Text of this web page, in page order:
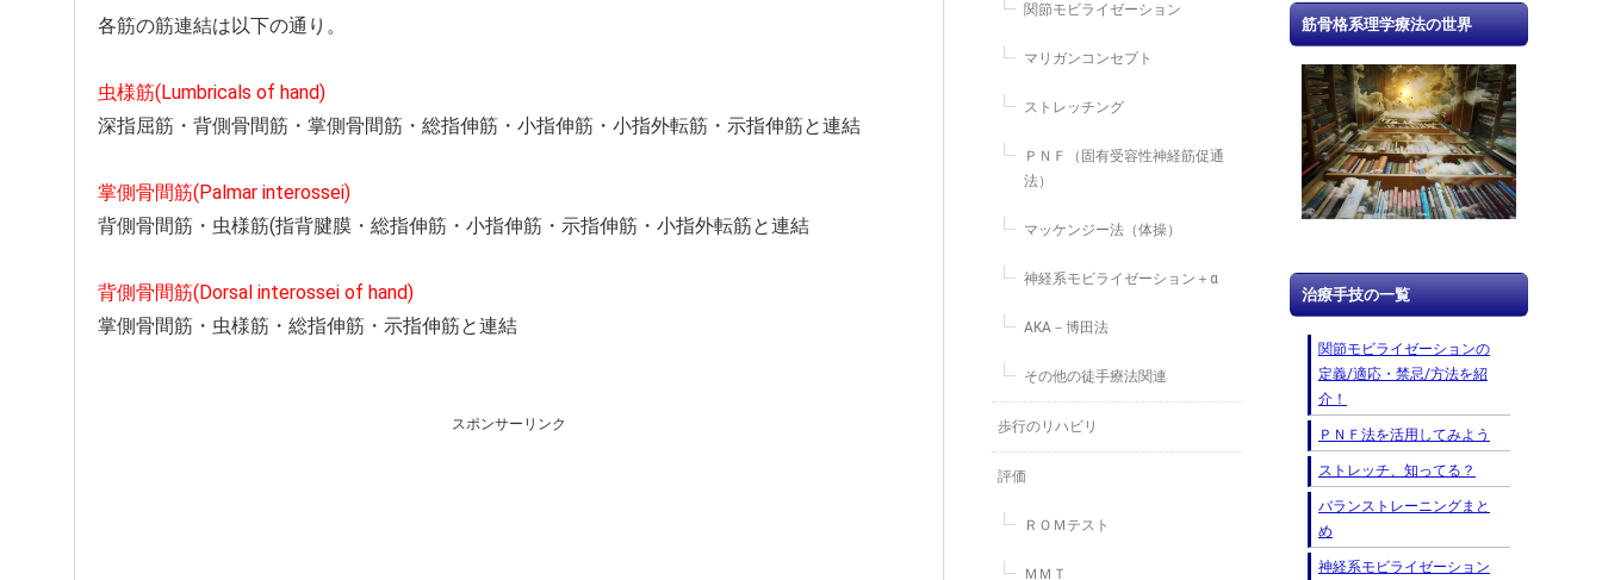
各筋の筋連結は以下の通り。
虫様筋(Lumbricals of hand)
深指屈筋・背側骨間筋・掌側骨間筋・総指伸筋・小指伸筋・小指外転筋・示指伸筋と連結
掌側骨間筋(Palmar interossei)
背側骨間筋・虫様筋(指背腱膜・総指伸筋・小指伸筋・示指伸筋・小指外転筋と連結
背側骨間筋(Dorsal interossei of hand)
掌側骨間筋・虫様筋・総指伸筋・示指伸筋と連結
スポンサーリンク
関節モビライゼーション
マリガンコンセプト
ストレッチング
ＰＮＦ（固有受容性神経筋促通
法）
マッケンジー法（体操）
神経系モビライゼーション＋α
AKA－博田法
その他の徒手療法関連
歩行のリハビリ
評価
ＲＯＭテスト
ＭＭＴ
筋骨格系理学療法の世界
治療手技の一覧
関節モビライゼーションの
定義/適応・禁忌/方法を紹
介！
ＰＮＦ法を活用してみよう
ストレッチ、知ってる？
バランストレーニングまと
め
神経系モビライゼーション